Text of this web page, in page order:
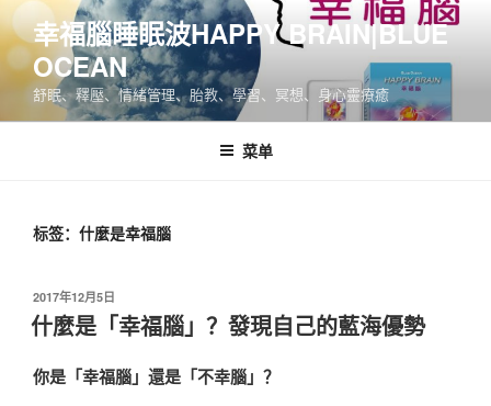
至
内
幸福腦睡眠波HAPPY BRAIN|BLUE
OCEAN
舒眠、釋壓、情緒管理、胎教、學習、冥想、身心靈療癒
菜单
标签：什麼是幸福腦
发
布
于
2017年12月5日
什麼是「幸福腦」？發現自己的藍海優勢
你是「幸福腦」還是「不幸腦」？